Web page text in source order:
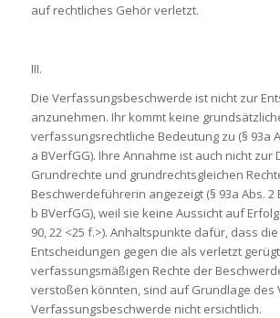
auf rechtliches Gehör verletzt.
III.
Die Verfassungsbeschwerde ist nicht zur
anzunehmen. Ihr kommt keine
verfassungsrechtliche Bedeutung zu (§ 93a
a BVerfGG). Ihre Annahme ist auch nicht zur
Grundrechte und grundrechtsgleichen
Beschwerdeführerin angezeigt (§ 93a Abs. 2
b BVerfGG), weil sie keine Aussicht auf
90, 22 <25 f.>). Anhaltspunkte dafür, dass
Entscheidungen gegen die als verletzt
verfassungsmäßigen Rechte der
verstoßen könnten, sind auf Grundlage des
Verfassungsbeschwerde nicht ersichtlich.